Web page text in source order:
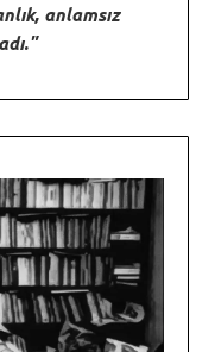
anlamsız